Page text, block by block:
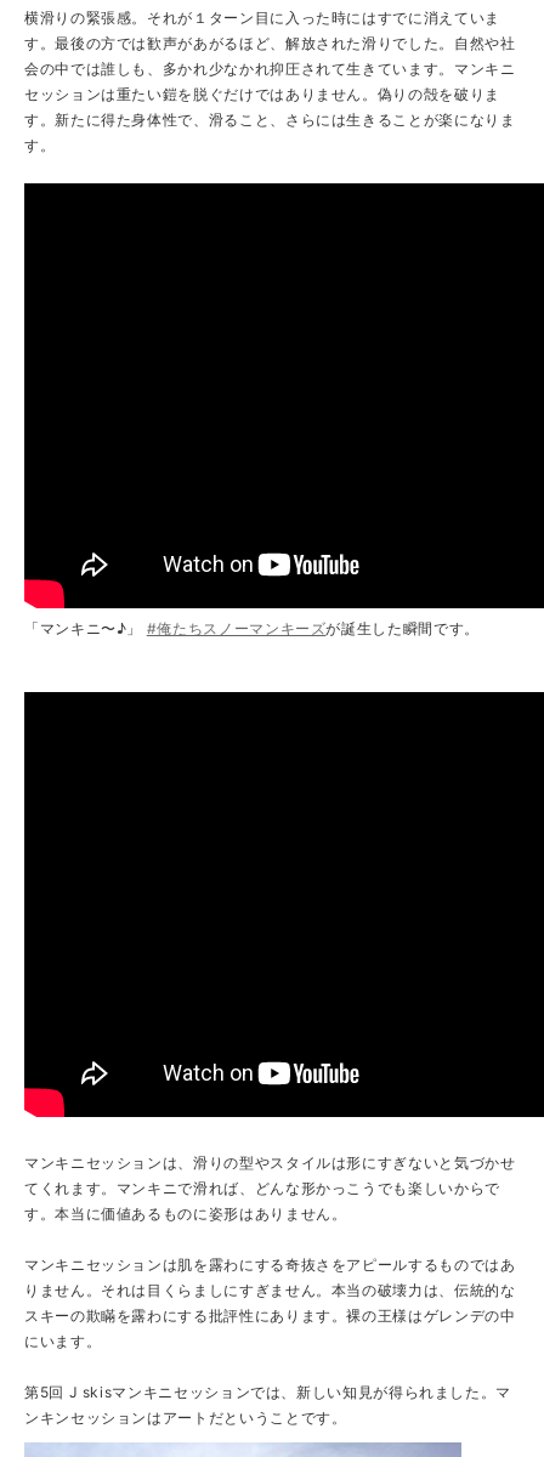
横滑りの緊張感。それが１ターン目に入った時にはすでに消えていま
す。最後の方では歓声があがるほど、解放された滑りでした。自然や社
会の中では誰しも、多かれ少なかれ抑圧されて生きています。マンキニ
セッションは重たい鎧を脱ぐだけではありません。偽りの殻を破りま
す。新たに得た身体性で、滑ること、さらには生きることが楽になりま
す。
「マンキニ〜♪」 #俺たちスノーマンキーズが誕生した瞬間です。
マンキニセッションは、滑りの型やスタイルは形にすぎないと気づかせ
てくれます。マンキニで滑れば、どんな形かっこうでも楽しいからで
す。本当に価値あるものに姿形はありません。
マンキニセッションは肌を露わにする奇抜さをアピールするものではあ
りません。それは目くらましにすぎません。本当の破壊力は、伝統的な
スキーの欺瞞を露わにする批評性にあります。裸の王様はゲレンデの中
にいます。
第5回 J skisマンキニセッションでは、新しい知見が得られました。マ
ンキンセッションはアートだということです。